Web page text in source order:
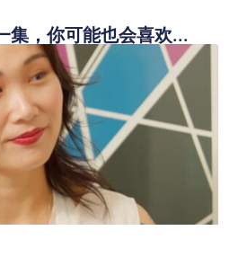
集，你可能也会喜欢...